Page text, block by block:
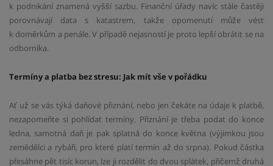
k podnikání znamená vyšší sazbu. Finanční úřady navíc stále častěji
porovnávají data s katastrem, takže opomenutí může vést
k doměrkům a penále. V případě nejasností je proto lepší obrátit se na
odborníka.
Termíny a platba bez stresu: Jak mít vše v pořádku
Ať už se vás týká daňové přiznání, nebo jen čekáte na údaje k platbě,
nezapomeňte si pohlídat termíny. Přiznání je třeba podat do konce
ledna, samotná daň je pak splatná do konce května (výjimkou jsou
zemědělci a rybáři, pro které platí termín až do srpna). Pokud částka
přesáhne pět tisíc korun, lze ji rozdělit do dvou splátek, přičemž druhá